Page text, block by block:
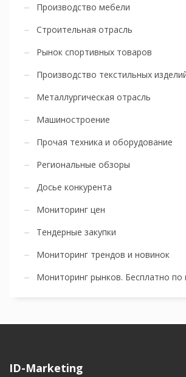
Производство мебели
Строительная отрасль
Рынок спортивных товаров
Производство текстильных
Металлургическая отрасль
Машиностроение
Прочая техника и оборудование
Региональные обзоры
Досье конкурента
Мониторинг цен
Тендерные закупки
Мониторинг трендов и новинок
Мониторинг рынков. Бесплатно по
ID-Marketing